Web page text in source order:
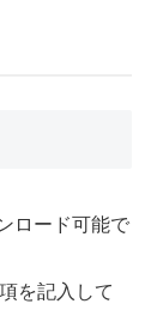
ロード可能で
を記入して